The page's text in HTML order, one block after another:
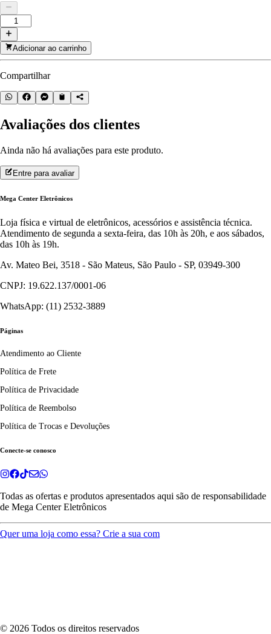
Adicionar ao carrinho
Compartilhar
Avaliações dos clientes
Ainda não há avaliações para este produto.
Entre para avaliar
Mega Center Eletrônicos
Loja física e virtual de eletrônicos, acessórios e assistência técnica.
Atendimento de segunda a sexta-feira, das 10h às 20h, e aos sábados,
das 10h às 19h.
Av. Mateo Bei, 3518 - São Mateus, São Paulo - SP, 03949-300
CNPJ: 19.622.137/0001-06
WhatsApp: (11) 2532-3889
Páginas
Atendimento ao Cliente
Política de Frete
Política de Privacidade
Política de Reembolso
Política de Trocas e Devoluções
Conecte-se conosco
Todas as ofertas e produtos apresentados aqui são de responsabilidade
de Mega Center Eletrônicos
Quer uma loja como essa? Crie a sua com
© 2026 Todos os direitos reservados